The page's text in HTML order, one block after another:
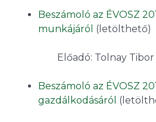
Beszámoló az ÉVOSZ
munkájáról (letölthető)
Előadó: Tolnay Tibor
Beszámoló az ÉVOSZ
gazdálkodásáról